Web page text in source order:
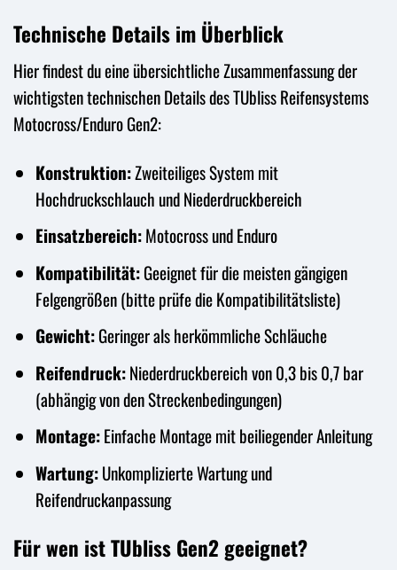
Technische Details im Überblick
Hier findest du eine übersichtliche Zusammenfassung der
wichtigsten technischen Details des TUbliss Reifensystems
Motocross/Enduro Gen2:
Konstruktion:Zweiteiliges System mit
Hochdruckschlauch und Niederdruckbereich
Einsatzbereich:Motocross und Enduro
Kompatibilität:Geeignet für die meisten gängigen
Felgengrößen (bitte prüfe die Kompatibilitätsliste)
Gewicht:Geringer als herkömmliche Schläuche
Reifendruck:Niederdruckbereich von 0,3 bis 0,7 bar
(abhängig von den Streckenbedingungen)
Montage:Einfache Montage mit beiliegender Anleitung
Wartung:Unkomplizierte Wartung und
Reifendruckanpassung
Für wen ist TUbliss Gen2 geeignet?